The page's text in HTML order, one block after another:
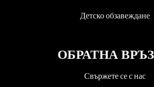
Детско обзавеждане
ОБРАТНА
Свържете се с нас